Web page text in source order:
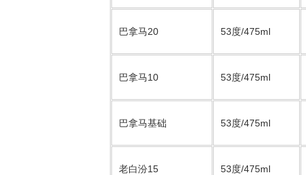
巴拿马20 53度/475ml
巴拿马10 53度/475ml
巴拿马基础 53度/475ml
老白汾15 53度/475ml